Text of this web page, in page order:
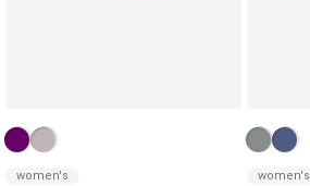
women's women's